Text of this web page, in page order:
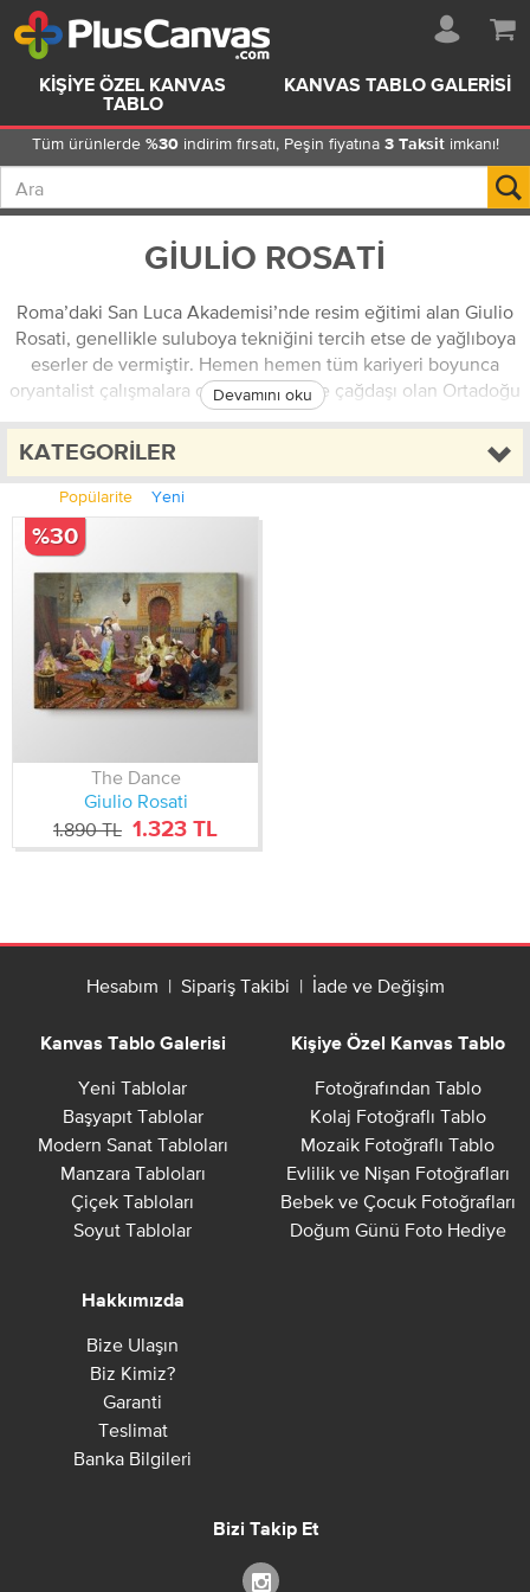
KIŞIYE ÖZEL KANVAS
TABLO
KANVAS TABLO GALERISI
Tüm ürünlerde %30 indirim fırsatı, Peşin fiyatına 3 Taksitimkanı!
GIULIO ROSATI
Roma’daki San Luca Akademisi’nde resim eğitimi alan Giulio
Rosati, genellikle suluboya tekniğini tercih etse de yağlıboya
eserler de vermiştir. Hemen hemen tüm kariyeri boyunca
oryantalist çalışmalara odaklanmıştır ve çağdaşı olan Ortadoğu
ressamlarının oluşturduğu büyük bir grubun önemli
üyelerindendir. Hiçbir zaman Ortadoğu’ya gitmeyen ressam,
seyahatlerden getirilen kilim, kostüm ve motifleri baz alarak
ürettiği çalışmalarıyla Amerikan ve İngiliz koleksiyonerlerin
gözdesi haline gelmiştir. Rosati’nin önemli eserlerinin kanvas
üzerine reprodüksiyonlarına PlusCanvas galerisinden ulaşabilir
ve cazip fiyatlara satın alabilirsiniz.
Devamını oku
KATEGORILER
Popülarite Yeni
The Dance
Giulio Rosati
1.890 TL 1.323 TL
%30
Hesabım | Sipariş Takibi | İade ve Değişim
Kanvas Tablo Galerisi
Yeni Tablolar
Başyapıt Tablolar
Modern Sanat Tabloları
Manzara Tabloları
Çiçek Tabloları
Soyut Tablolar
Kişiye Özel Kanvas Tablo
Fotoğrafından Tablo
Kolaj Fotoğraflı Tablo
Mozaik Fotoğraflı Tablo
Evlilik ve Nişan Fotoğrafları
Bebek ve Çocuk Fotoğrafları
Doğum Günü Foto Hediye
Hakkımızda
Bize Ulaşın
Biz Kimiz?
Garanti
Teslimat
Banka Bilgileri
Bizi Takip Et